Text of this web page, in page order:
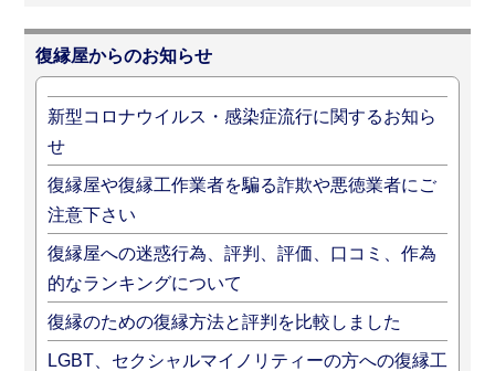
復縁屋からのお知らせ
新型コロナウイルス・感染症流行に関するお知ら
せ
復縁屋や復縁工作業者を騙る詐欺や悪徳業者にご
注意下さい
復縁屋への迷惑行為、評判、評価、口コミ、作為
的なランキングについて
復縁のための復縁方法と評判を比較しました
LGBT、セクシャルマイノリティーの方への復縁工